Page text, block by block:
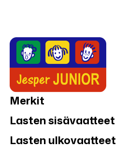
Merkit
Lasten sisävaatteet
Lasten ulkovaatteet